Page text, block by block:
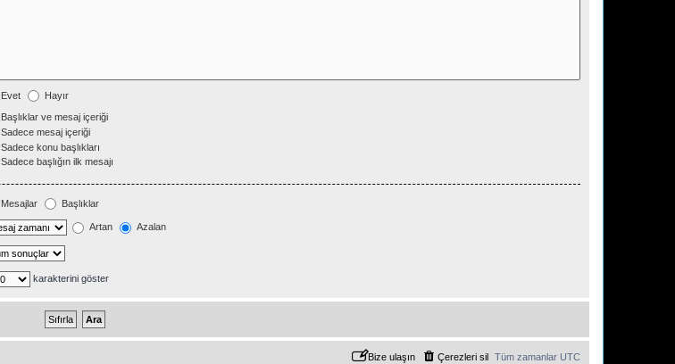
Evet Hayır
Başlıklar ve mesaj içeriği
Sadece mesaj içeriği
Sadece konu başlıkları
Sadece başlığın ilk mesajı
Mesajlar Başlıklar
Artan Azalan
karakterini göster
Tüm zamanlar UTC
Çerezleri sil
Bize ulaşın